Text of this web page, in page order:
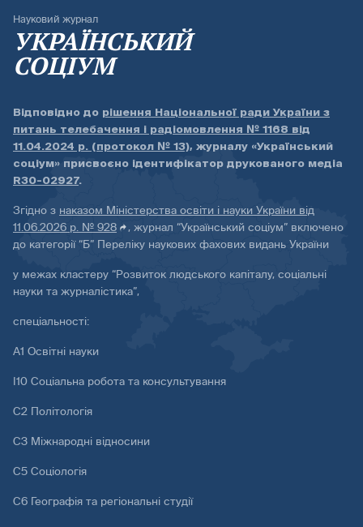
Науковий журнал
УКРАЇНСЬКИЙ
СОЦІУМ
Відповідно до рішення Національної ради України з
питань телебачення і радіомовлення № 1168 від
11.04.2024 р. (протокол № 13), журналу «Український
соціум» присвоєно ідентифікатор друкованого медіа
R30-02927.
Згідно з наказом Міністерства освіти і науки України від
11.06.2026 р. № 928
, журнал “Український соціум” включено
до категорії “Б” Переліку наукових фахових видань України
у межах кластеру “Розвиток людського капіталу, соціальні
науки та журналістика”,
спеціальності:
А1 Освітні науки
І10 Соціальна робота та консультування
С2 Політологія
С3 Міжнародні відносини
С5 Соціологія
С6 Географія та регіональні студії